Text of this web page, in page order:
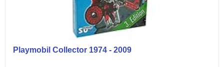
Playmobil Collector 1974 - 2009